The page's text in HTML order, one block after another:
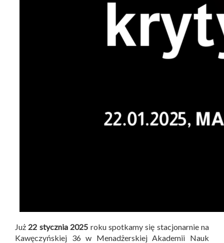
Już 22 stycznia 2025 roku spotkamy się stacjonarnie na
Kawęczyńskiej 36 w Menadżerskiej Akademii Nauk